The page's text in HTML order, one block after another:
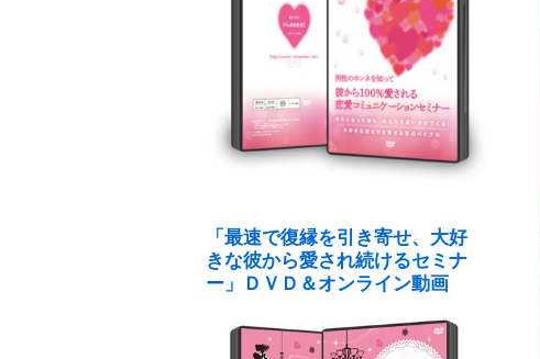
「最速で復縁を引き寄せ、大好
きな彼から愛され続けるセミナ
ー」ＤＶＤ＆オンライン動画